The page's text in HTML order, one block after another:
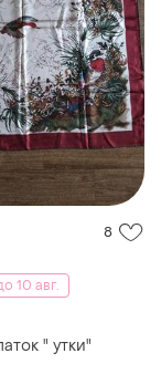
8
10 авг.
" утки"